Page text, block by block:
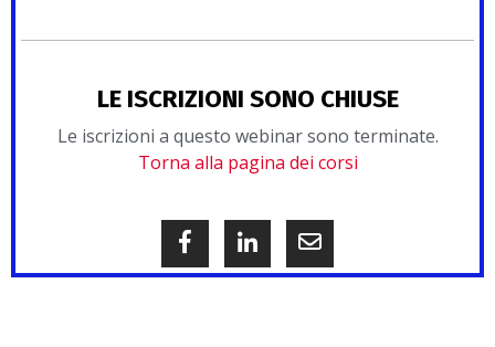
LE ISCRIZIONI SONO CHIUSE
Le iscrizioni a questo webinar sono terminate.
Torna alla pagina dei corsi